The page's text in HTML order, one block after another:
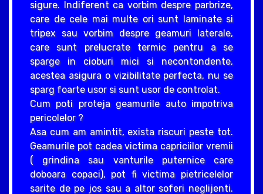
sigure. Indiferent ca vorbim despre parbrize,
care de cele mai multe ori sunt laminate si
tripex sau vorbim despre geamuri laterale,
care sunt prelucrate termic pentru a se
sparge in cioburi mici si necontondente,
acestea asigura o vizibilitate perfecta, nu se
sparg foarte usor si sunt usor de controlat.
Cum poti proteja geamurile auto impotriva
pericolelor ?
Asa cum am amintit, exista riscuri peste tot.
Geamurile pot cadea victima capriciilor vremii
( grindina sau vanturile puternice care
doboara copaci), pot fi victima pietricelelor
sarite de pe jos sau a altor soferi neglijenti.